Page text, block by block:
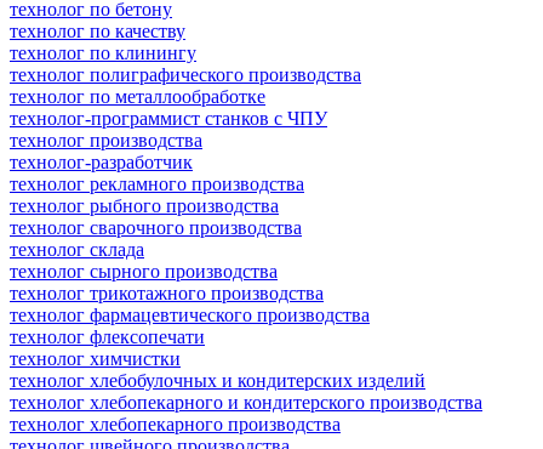
технолог по бетону
технолог по качеству
технолог по клинингу
технолог полиграфического производства
технолог по металлообработке
технолог-программист станков с ЧПУ
технолог производства
технолог-разработчик
технолог рекламного производства
технолог рыбного производства
технолог сварочного производства
технолог склада
технолог сырного производства
технолог трикотажного производства
технолог фармацевтического производства
технолог флексопечати
технолог химчистки
технолог хлебобулочных и кондитерских изделий
технолог хлебопекарного и кондитерского производства
технолог хлебопекарного производства